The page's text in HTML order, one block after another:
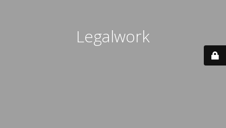
Legalwork